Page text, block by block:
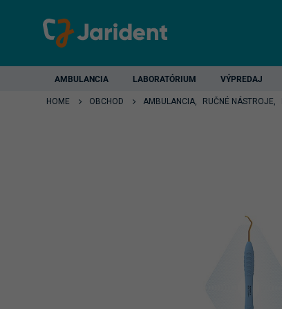
AMBULANCIA LABORATÓRIUM VÝPREDAJ
HOME OBCHOD AMBULANCIA, RUČNÉ NÁSTROJE,